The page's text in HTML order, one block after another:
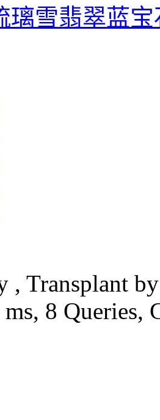
璃雪翡翠蓝宝
, Transplant
8 Queries,